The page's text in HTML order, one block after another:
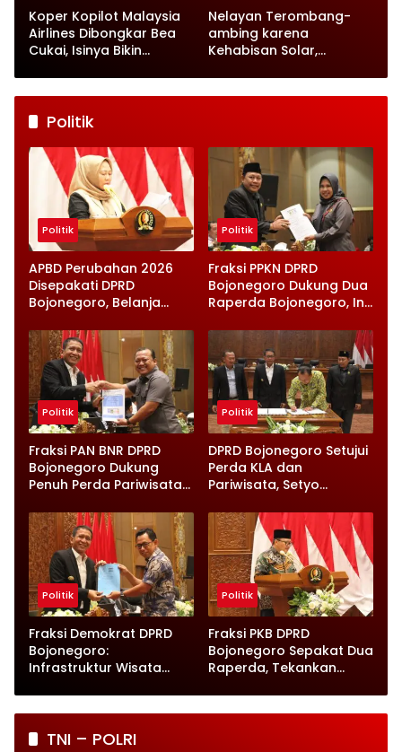
Koper Kopilot Malaysia
Airlines Dibongkar Bea
Cukai, Isinya Bikin
Nelayan Terombang-
ambing karena
Kehabisan Solar,
Politik
Politik
APBD Perubahan 2026
Disepakati DPRD
Bojonegoro, Belanja
Infrastruktur Diperkuat
Politik
Fraksi PPKN DPRD
Bojonegoro Dukung Dua
Raperda Bojonegoro, Ini
Disampaikan
Politik
Fraksi PAN BNR DPRD
Bojonegoro Dukung
Penuh Perda Pariwisata
Anak
Politik
DPRD Bojonegoro Setujui
Perda KLA dan
Pariwisata, Setyo
Instruksi
Politik
Fraksi Demokrat DPRD
Bojonegoro:
Infrastruktur Wisata
Politik
Fraksi PKB DPRD
Bojonegoro Sepakat Dua
Raperda, Tekankan
TNI – POLRI